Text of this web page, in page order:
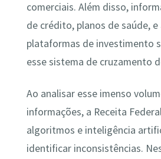
comerciais. Além disso,
de crédito, planos de saúde,
plataformas de investimento
esse sistema de cruzamento
Ao analisar esse imenso
informações, a Receita
algoritmos e inteligência
identificar inconsistências.